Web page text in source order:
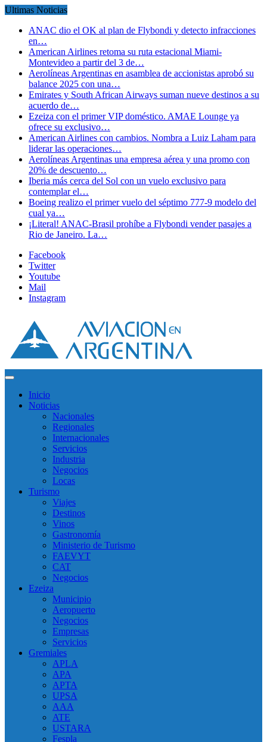
Ultimas Noticias
ANAC dio el OK al plan de Flybondi y detecto infracciones
en…
American Airlines retoma su ruta estacional Miami-
Montevideo a partir del 3 de…
Aerolíneas Argentinas en asamblea de accionistas aprobó su
balance 2025 con una…
Emirates y South African Airways suman nueve destinos a su
acuerdo de…
Ezeiza con el primer VIP doméstico. AMAE Lounge ya
ofrece su exclusivo…
American Airlines con cambios. Nombra a Luiz Laham para
liderar las operaciones…
Aerolíneas Argentinas una empresa aérea y una promo con
20% de descuento…
Iberia más cerca del Sol con un vuelo exclusivo para
contemplar el…
Boeing realizo el primer vuelo del séptimo 777-9 modelo del
cual ya…
¡Literal! ANAC-Brasil prohíbe a Flybondi vender pasajes a
Rio de Janeiro. La…
Facebook
Twitter
Youtube
Mail
Instagram
Inicio
Noticias
Nacionales
Regionales
Internacionales
Servicios
Industria
Negocios
Locas
Turismo
Viajes
Destinos
Vinos
Gastronomía
Ministerio de Turismo
FAEVYT
CAT
Negocios
Ezeiza
Municipio
Aeropuerto
Negocios
Empresas
Servicios
Gremiales
APLA
APA
APTA
UPSA
AAA
ATE
USTARA
Fespla